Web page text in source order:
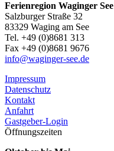
Ferienregion Waginger See
Salzburger Straße 32
83329 Waging am See
Tel. +49 (0)8681 313
Fax +49 (0)8681 9676
info@waginger-see.de
Impressum
Datenschutz
Kontakt
Anfahrt
Gastgeber-Login
Öffnungszeiten